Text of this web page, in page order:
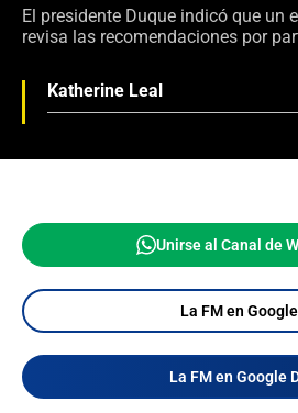
El presidente Duque indicó que un
revisa las recomendaciones por
Katherine Leal
Unirse al Canal de
La FM en
La FM en Google